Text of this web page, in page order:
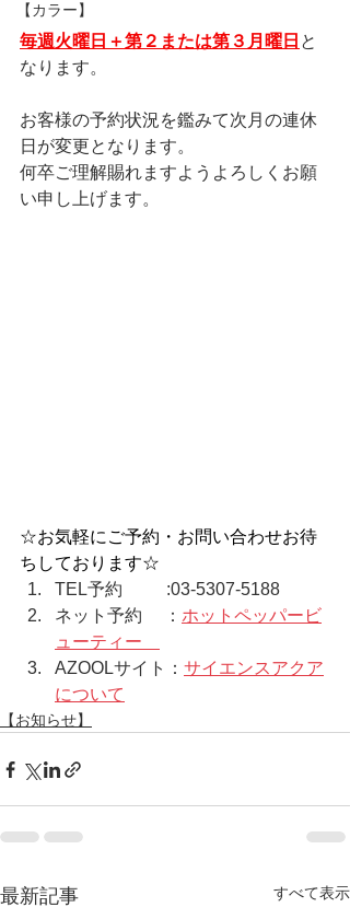
【カラー】
毎週火曜日＋第２または第３月曜日 と
なります。
お客様の予約状況を鑑みて次月の連休
日が変更となります。
何卒ご理解賜れますようよろしくお願
い申し上げます。
☆お気軽にご予約・お問い合わせお待
ちしております☆
TEL予約　　  :03-5307-5188
ネット予約　 ： ホットペッパービ
ューティー
AZOOLサイト： サイエンスアクア
について
【お知らせ】
最新記事 すべて表示